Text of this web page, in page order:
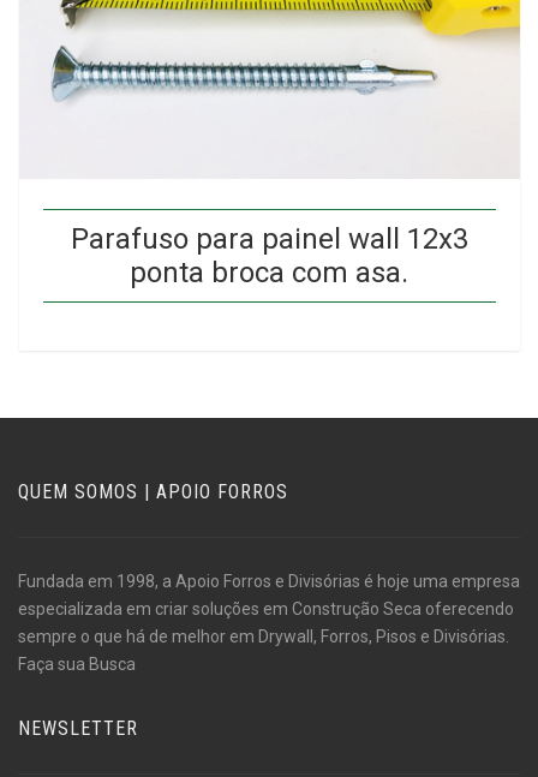
Parafuso para painel wall 12x3
ponta broca com asa.
QUEM SOMOS | APOIO FORROS
Fundada em 1998, a Apoio Forros e Divisórias é hoje uma empresa
especializada em criar soluções em Construção Seca oferecendo
sempre o que há de melhor em Drywall, Forros, Pisos e Divisórias.
Faça sua Busca
NEWSLETTER